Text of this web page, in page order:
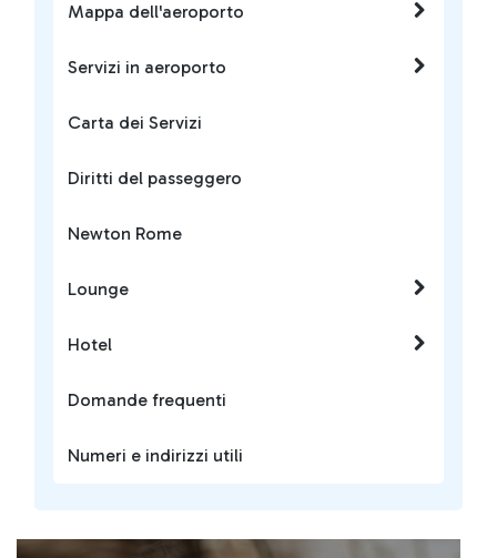
Mappa dell'aeroporto
Servizi in aeroporto
Carta dei Servizi
Diritti del passeggero
Newton Rome
Lounge
Hotel
Domande frequenti
Numeri e indirizzi utili